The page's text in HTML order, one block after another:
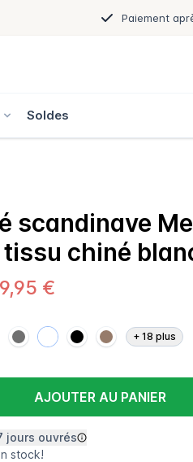
Paiement
Soldes
scandinave
chiné
€
+18 plus
AJOUTER AU PANIER
jours ouvrés
stock!